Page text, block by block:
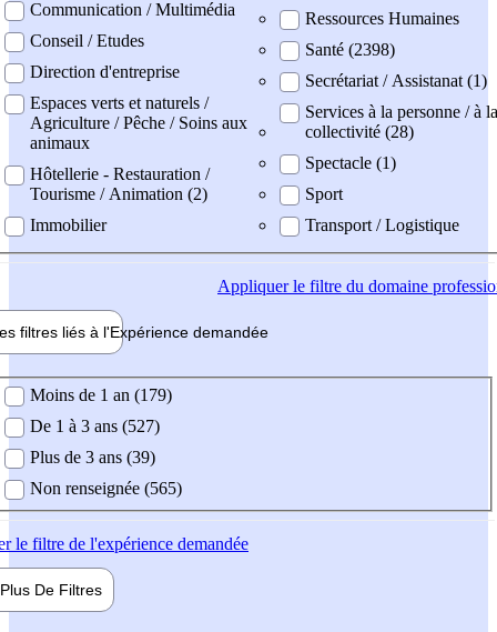
Communication / Multimédia
Conseil / Etudes
Direction d'entreprise
Espaces verts et naturels /
Agriculture / Pêche / Soins aux
animaux
Hôtellerie - Restauration /
Tourisme / Animation (2)
Immobilier
Ressources Humaines
Santé (2398)
Secrétariat / Assistanat (1)
Services à la personne / à la
collectivité (28)
Spectacle (1)
Sport
Transport / Logistique
Appliquerle filtre du domaine
filtres liés à l'Expérience demandée
demandée
Moins de 1 an (179)
De 1 à 3 ans (527)
Plus de 3 ans (39)
Non renseignée (565)
le filtre de l'expérience demandée
Plus De Filtres